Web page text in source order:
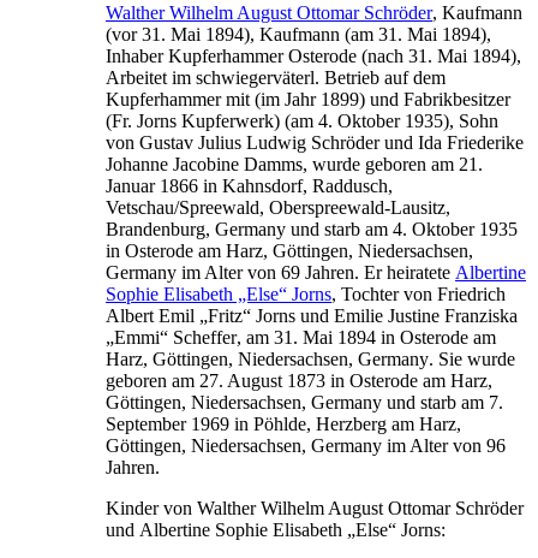
WaltherWilhelm August Ottomar Schröder, Kaufmann
(vor 31. Mai 1894), Kaufmann (am 31. Mai 1894),
Inhaber Kupferhammer Osterode (nach 31. Mai 1894),
Arbeitet im schwiegerväterl. Betrieb auf dem
Kupferhammer mit (im Jahr 1899) und Fabrikbesitzer
(Fr. Jorns Kupferwerk) (am 4. Oktober 1935), Sohn
von Gustav Julius Ludwig Schröderund Ida Friederike
Johanne Jacobine Damms, wurde geboren am 21.
Januar 1866 in Kahnsdorf, Raddusch,
Vetschau/Spreewald, Oberspreewald-Lausitz,
Brandenburg, Germany und starb am 4. Oktober 1935
in Osterode am Harz, Göttingen, Niedersachsen,
Germany im Alter von 69 Jahren. Er heiratete Albertine
Sophie Elisabeth „Else“ Jorns, Tochter von Friedrich
Albert Emil „Fritz“ Jorns und Emilie Justine Franziska
„Emmi“ Scheffer, am 31. Mai 1894 in Osterode am
Harz, Göttingen, Niedersachsen, Germany. Sie wurde
geboren am 27. August 1873 in Osterode am Harz,
Göttingen, Niedersachsen, Germany und starb am 7.
September 1969 in Pöhlde, Herzberg am Harz,
Göttingen, Niedersachsen, Germany im Alter von 96
Jahren.
Kinder von WaltherWilhelm August Ottomar Schröder
und Albertine Sophie Elisabeth „Else“ Jorns: